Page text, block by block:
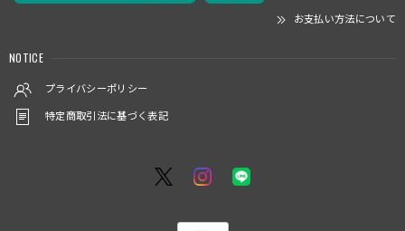
お支払い方法について
NOTICE
プライバシーポリシー
特定商取引法に基づく表記